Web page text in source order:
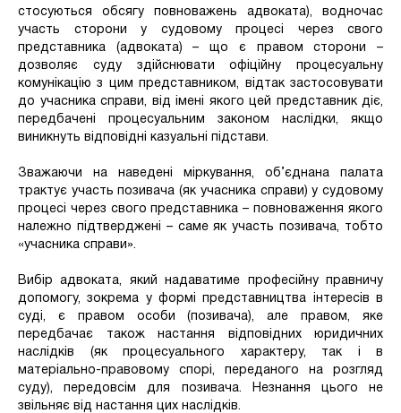
стосуються обсягу повноважень адвоката), водночас
участь сторони у судовому процесі через свого
представника (адвоката) – що є правом сторони –
дозволяє суду здійснювати офіційну процесуальну
комунікацію з цим представником, відтак застосовувати
до учасника справи, від імені якого цей представник діє,
передбачені процесуальним законом наслідки, якщо
виникнуть відповідні казуальні підстави.
Зважаючи на наведені міркування, об’єднана палата
трактує участь позивача (як учасника справи) у судовому
процесі через свого представника – повноваження якого
належно підтверджені – саме як участь позивача, тобто
«учасника справи».
Вибір адвоката, який надаватиме професійну правничу
допомогу, зокрема у формі представництва інтересів в
суді, є правом особи (позивача), але правом, яке
передбачає також настання відповідних юридичних
наслідків (як процесуального характеру, так і в
матеріально-правовому спорі, переданого на розгляд
суду), передовсім для позивача. Незнання цього не
звільняє від настання цих наслідків.